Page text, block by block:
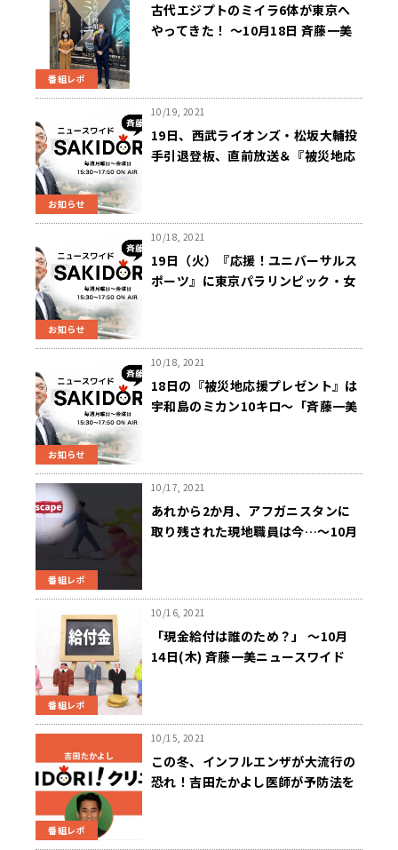
番組レポ
古代エジプトのミイラ6体が東京へ
やってきた！ ～10月18日 斉藤一美
お知らせ
10/19, 2021
19日、西武ライオンズ・松坂大輔投
手引退登板、直前放送＆『被災地応
お知らせ
10/18, 2021
19日（火）『応援！ユニバーサルス
ポーツ』に東京パラリンピック・女
お知らせ
10/18, 2021
18日の『被災地応援プレゼント』は
宇和島のミカン10キロ～「斉藤一美
番組レポ
10/17, 2021
あれから2か月、アフガニスタンに
取り残された現地職員は今…～10月
番組レポ
10/16, 2021
「現金給付は誰のため？」 ～10月
14日(木) 斉藤一美ニュースワイド
番組レポ
10/15, 2021
この冬、インフルエンザが大流行の
恐れ！吉田たかよし医師が予防法を